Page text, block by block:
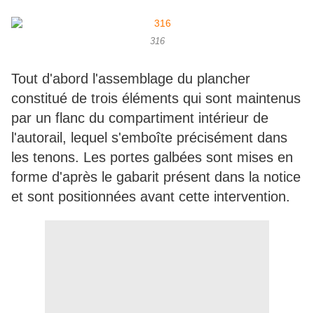
316
Tout d'abord l'assemblage du plancher
constitué de trois éléments qui sont maintenus
par un flanc du compartiment intérieur de
l'autorail, lequel s'emboîte précisément dans
les tenons. Les portes galbées sont mises en
forme d'après le gabarit présent dans la notice
et sont positionnées avant cette intervention.